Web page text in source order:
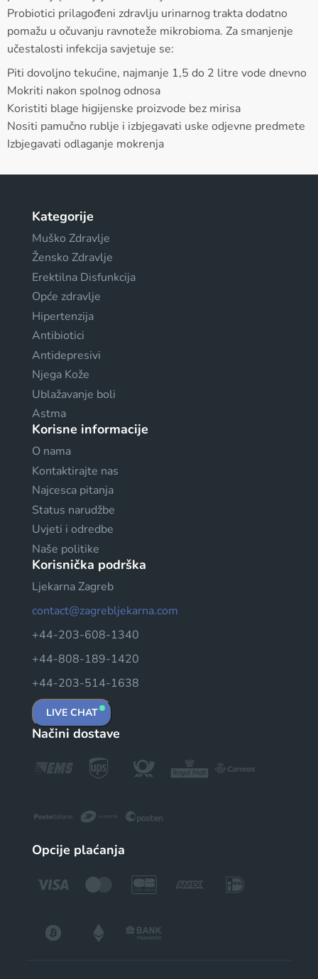
Probiotici prilagođeni zdravlju urinarnog trakta dodatno
pomažu u očuvanju ravnoteže mikrobioma. Za smanjenje
učestalosti infekcija savjetuje se:
Piti dovoljno tekućine, najmanje 1,5 do 2 litre vode dnevno
Mokriti nakon spolnog odnosa
Koristiti blage higijenske proizvode bez mirisa
Nositi pamučno rublje i izbjegavati uske odjevne predmete
Izbjegavati odlaganje mokrenja
Kategorije
Muško Zdravlje
Žensko Zdravlje
Erektilna Disfunkcija
Opće zdravlje
Hipertenzija
Antibiotici
Antidepresivi
Njega Kože
Ublažavanje boli
Astma
Korisne informacije
O nama
Kontaktirajte nas
Najcesca pitanja
Status narudžbe
Uvjeti i odredbe
Naše politike
Korisnička podrška
Ljekarna Zagreb
contact@zagrebljekarna.com
+44-203-608-1340
+44-808-189-1420
+44-203-514-1638
LIVE CHAT
Načini dostave
Opcije plaćanja